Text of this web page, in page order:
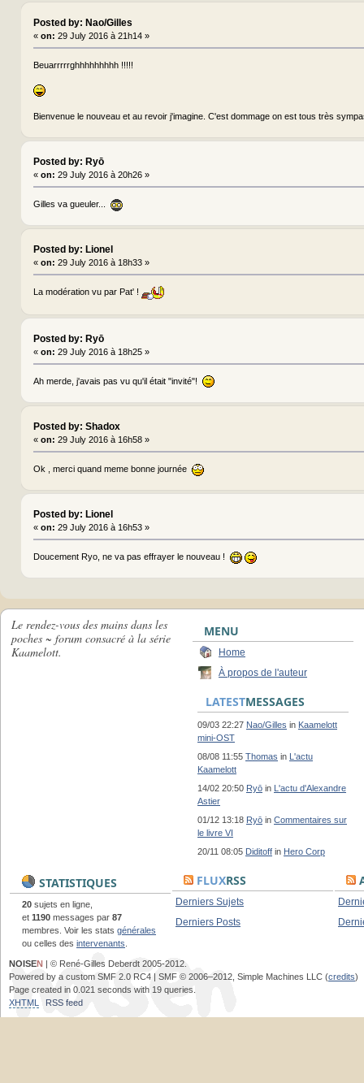
Posted by: Nao/Gilles
« on: 29 July 2016 à 21h14 »
Beuarrrrrghhhhhhhhh !!!!!
Bienvenue le nouveau et au revoir j'imagine. C'est dommage on est tous très
Posted by: Ryō
« on: 29 July 2016 à 20h26 »
Gilles va gueuler...
Posted by: Lionel
« on: 29 July 2016 à 18h33 »
La modération vu par Pat' !
Posted by: Ryō
« on: 29 July 2016 à 18h25 »
Ah merde, j'avais pas vu qu'il était "invité"!
Posted by: Shadox
« on: 29 July 2016 à 16h58 »
Ok , merci quand meme bonne journée
Posted by: Lionel
« on: 29 July 2016 à 16h53 »
Doucement Ryo, ne va pas effrayer le nouveau !
Le rendez-vous des mains dans les
poches ~ forum consacré à la série
Kaamelott.
MENU
Home
À propos de l'auteur
LATESTMESSAGES
09/03 22:27 Nao/Gilles in Kaamelott
mini-OST
08/08 11:55 Thomas in L'actu
Kaamelott
14/02 20:50 Ryō in L'actu d'Alexandre
Astier
01/12 13:18 Ryō in Commentaires sur
le livre VI
20/11 08:05 Diditoff in Hero Corp
STATISTIQUES
20 sujets en ligne,
et 1190 messages par 87
membres. Voir les stats générales
ou celles des intervenants
FLUXRSS
Derniers Sujets
Derniers Posts
NOISEN | © René-Gilles Deberdt 2005-2012.
Powered by a custom SMF 2.0 RC4 | SMF © 2006–2012, Simple Machines LLC (credits)
Page created in 0.021 seconds with 19 queries.
XHTML
RSS feed